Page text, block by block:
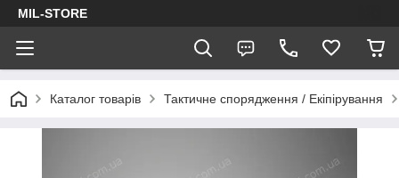
MIL-STORE
Каталог товарів Тактичне спорядження / Екіпірування